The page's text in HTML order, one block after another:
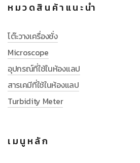
หมวดสินค้าแนะนำ
โต๊ะวางเครื่องชั่ง
Microscope
อุปกรณ์ที่ใช้ในห้องแลป
สารเคมีที่ใช้ในห้องแลป
Turbidity Meter
เมนูหลัก